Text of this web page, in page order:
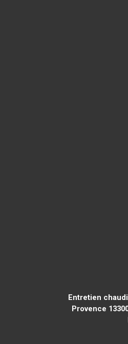
Entretien
Provence